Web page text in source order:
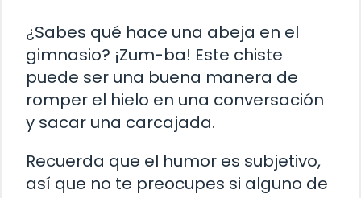
¿Sabes qué hace una abeja en el
gimnasio? ¡Zum-ba! Este chiste
puede ser una buena manera de
romper el hielo en una conversación
y sacar una carcajada.
Recuerda que el humor es subjetivo,
así que no te preocupes si alguno de